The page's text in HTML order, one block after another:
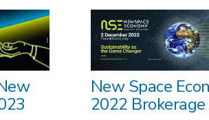
New Space
2022